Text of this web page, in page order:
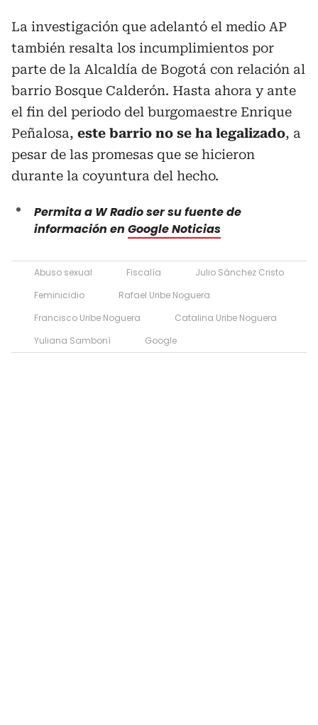
La investigación que adelantó el medio AP
también resalta los incumplimientos por
parte de la Alcaldía de Bogotá con relación al
barrio Bosque Calderón. Hasta ahora y ante
el fin del periodo del burgomaestre Enrique
Peñalosa, este barrio no se ha legalizado, a
pesar de las promesas que se hicieron
durante la coyuntura del hecho.
Permita a W Radio ser su fuente de
información en Google Noticias
Abuso sexual Fiscalía
Julio Sánchez Cristo
Feminicidio
Rafael Uribe Noguera
Francisco Uribe Noguera
Catalina Uribe Noguera
Yuliana Samboní
Google